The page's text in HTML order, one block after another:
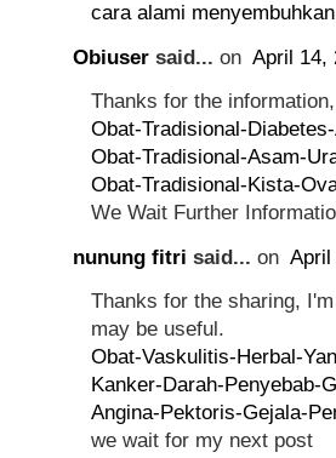
cara alami
Obiuser said... on April 14,
Thanks for the information,
Obat-Tradisional-
Obat-Tradisional-Asam-
Obat-Tradisional-Kista-
We Wait Further
nunung fitri said... on April
Thanks for the sharing,
may be useful.
Obat-Vaskulitis-Herbal-
Kanker-Darah-Penyebab-
Angina-Pektoris-Gejala-
we wait for my next post